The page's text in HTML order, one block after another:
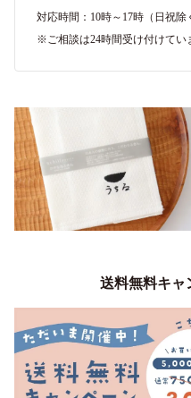
対応時間：10時～17時（日祝除
※ご相談は24時間受け付けてい
送料無料キャ